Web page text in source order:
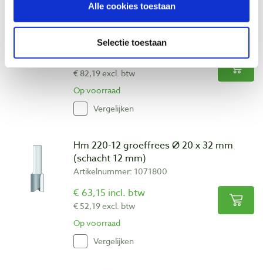
Alle cookies toestaan
Selectie toestaan
Hm 218-12-XL groeffrees Ø 18 x 51 mm
extra lang (schacht 12 mm)
Artikelnummer: 1071797
€ 99,45 incl. btw
€ 82,19 excl. btw
Op voorraad
Vergelijken
Hm 220-12 groeffrees Ø 20 x 32 mm
(schacht 12 mm)
Artikelnummer: 1071800
€ 63,15 incl. btw
€ 52,19 excl. btw
Op voorraad
Vergelijken